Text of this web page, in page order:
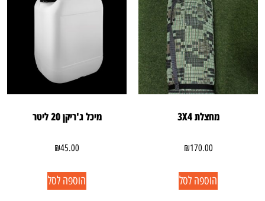
מחצלת 3X4
₪170.00
הוספה לסל
מיכל ג'ריקן 20 ליטר
₪45.00
הוספה לסל